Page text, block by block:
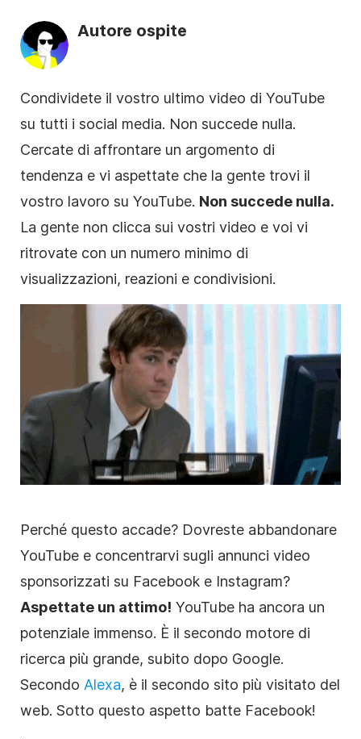
Autore ospite
Condividete il vostro ultimo video di YouTube
su tutti i social media. Non succede nulla.
Cercate di affrontare un argomento di
tendenza e vi aspettate che la gente trovi il
vostro lavoro su YouTube. Non succede nulla.
La gente non clicca sui vostri video e voi vi
ritrovate con un numero minimo di
visualizzazioni, reazioni e condivisioni.
Perché questo accade? Dovreste abbandonare
YouTube e concentrarvi sugli annunci video
sponsorizzati su Facebook e Instagram?
Aspettate un attimo! YouTube ha ancora un
potenziale immenso. È il secondo motore di
ricerca più grande, subito dopo Google.
Secondo Alexa, è il secondo sito più visitato del
web. Sotto questo aspetto batte Facebook!